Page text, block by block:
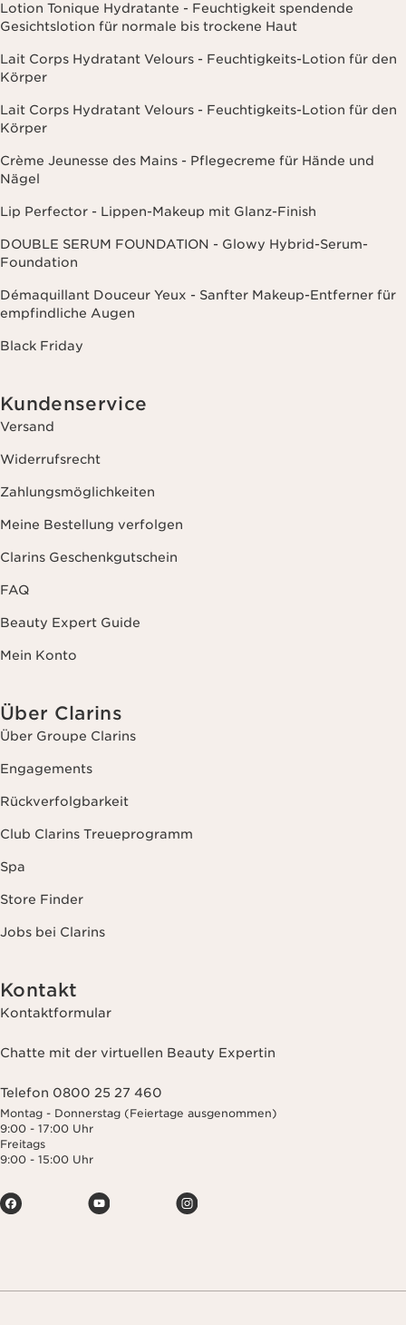
Lotion Tonique Hydratante - Feuchtigkeit spendende
Gesichtslotion für normale bis trockene Haut
Lait Corps Hydratant Velours - Feuchtigkeits-Lotion für den
Körper
Lait Corps Hydratant Velours - Feuchtigkeits-Lotion für den
Körper
Crème Jeunesse des Mains - Pflegecreme für Hände und
Nägel
Lip Perfector - Lippen-Makeup mit Glanz-Finish
DOUBLE SERUM FOUNDATION - Glowy Hybrid-Serum-
Foundation
Démaquillant Douceur Yeux - Sanfter Makeup-Entferner für
empfindliche Augen
Black Friday
Kundenservice
Versand
Widerrufsrecht
Zahlungsmöglichkeiten
Meine Bestellung verfolgen
Clarins Geschenkgutschein
FAQ
Beauty Expert Guide
Mein Konto
Über Clarins
Über Groupe Clarins
Engagements
Rückverfolgbarkeit
Club Clarins Treueprogramm
Spa
Store Finder
Jobs bei Clarins
Kontakt
Kontaktformular
Chatte mit der virtuellen Beauty Expertin
Telefon 0800 25 27 460
Montag - Donnerstag (Feiertage ausgenommen)
9:00 - 17:00 Uhr
Freitags
9:00 - 15:00 Uhr